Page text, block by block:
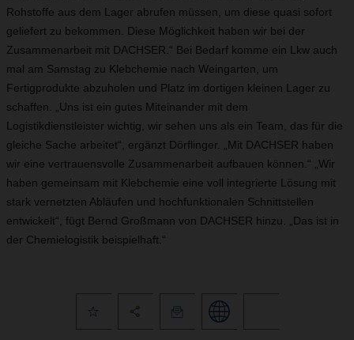
Rohstoffe aus dem Lager abrufen müssen, um diese quasi sofort
geliefert zu bekommen. Diese Möglichkeit haben wir bei der
Zusammenarbeit mit DACHSER.“ Bei Bedarf komme ein Lkw auch
mal am Samstag zu Kleb­chemie nach Weingarten, um
Fertigprodukte abzuholen und Platz im dortigen kleinen Lager zu
schaffen. „Uns ist ein gutes Miteinander mit dem
Logistikdienstleister wichtig, wir sehen uns als ein Team, das für die
gleiche Sache arbeitet“, ergänzt Dörflinger. „Mit DACHSER haben
wir eine vertrauensvolle Zusammenarbeit aufbauen können.“ „Wir
haben gemeinsam mit Klebchemie eine voll integrierte Lösung mit
stark vernetzten Abläufen und hochfunktionalen Schnittstellen
entwickelt“, fügt Bernd Großmann von DACHSER hinzu. „Das ist in
der Chemielogistik beispielhaft.“